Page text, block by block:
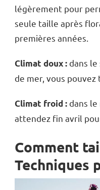
légèrement pour
seule taille après
premières années.
Climat doux :dans le
de mer, vous
Climat froid :dans
attendez fin avril
Comment
Techniques